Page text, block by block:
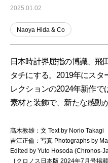
2025.01.02
Naoya Hida & Co
日本時計界屈指の博識、飛
タチにする。2019年にスタ
レクションの2024年新作で
素材と装飾で、新たな感動
髙木教雄：文 Text by Norio Takagi
吉江正倫：写真 Photographs by
Edited by Yuto Hosoda (Chronos-
［クロノス日本版 2024年7月号掲載